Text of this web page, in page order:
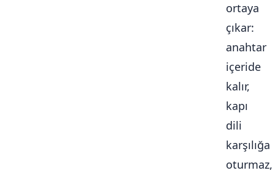
ortaya
çıkar:
anahtar
içeride
kalır,
kapı
dili
karşılığa
oturmaz,